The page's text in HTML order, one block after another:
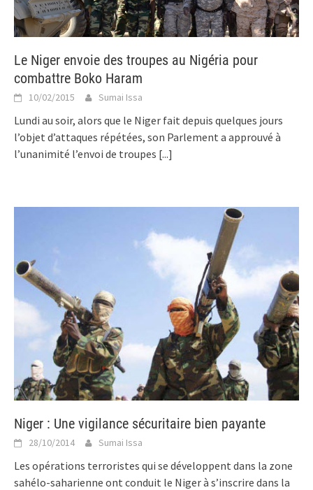
Le Niger envoie des troupes au Nigéria pour
combattre Boko Haram
10/02/2015 Sumai Issa
Lundi au soir, alors que le Niger fait depuis quelques jours
l’objet d’attaques répétées, son Parlement a approuvé à
l’unanimité l’envoi de troupes [...]
Niger : Une vigilance sécuritaire bien payante
28/10/2014 Sumai Issa
Les opérations terroristes qui se développent dans la zone
sahélo-saharienne ont conduit le Niger à s’inscrire dans la